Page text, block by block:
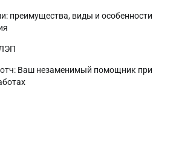
преимущества, виды и особенности
Ваш незаменимый помощник при